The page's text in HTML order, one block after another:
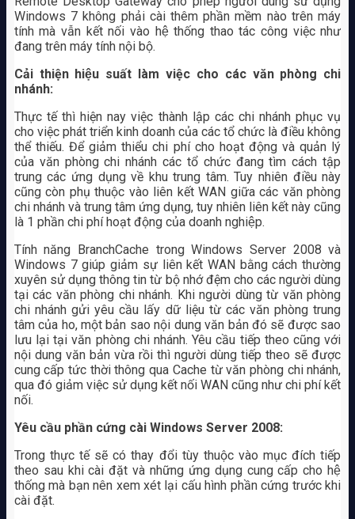
Windows 7 không phải cài thêm phần mềm nào trên máy
tính mà vẫn kết nối vào hệ thống thao tác công việc như
đang trên máy tính nội bộ.
Cải thiện hiệu suất làm việc cho các văn phòng chi
nhánh:
Thực tế thì hiện nay việc thành lập các chi nhánh phục vụ
cho việc phát triển kinh doanh của các tổ chức là điều không
thể thiếu. Để giảm thiểu chi phí cho hoạt động và quản lý
của văn phòng chi nhánh các tổ chức đang tìm cách tập
trung các ứng dụng về khu trung tâm. Tuy nhiên điều này
cũng còn phụ thuộc vào liên kết WAN giữa các văn phòng
chi nhánh và trung tâm ứng dụng, tuy nhiên liên kết này cũng
là 1 phần chi phí hoạt động của doanh nghiệp.
Tính năng BranchCache trong Windows Server 2008 và
Windows 7 giúp giảm sự liên kết WAN bằng cách thường
xuyên sử dụng thông tin từ bộ nhớ đệm cho các người dùng
tại các văn phòng chi nhánh. Khi người dùng từ văn phòng
chi nhánh gửi yêu cầu lấy dữ liệu từ các văn phòng trung
tâm của ho, một bản sao nội dung văn bản đó sẽ được sao
lưu lại tại văn phòng chi nhánh. Yêu cầu tiếp theo cũng với
nội dung văn bản vừa rồi thì người dùng tiếp theo sẽ được
cung cấp tức thời thông qua Cache từ văn phòng chi nhánh,
qua đó giảm việc sử dụng kết nối WAN cũng như chi phí kết
nối.
Yêu cầu phần cứng cài Windows Server 2008:
Trong thực tế sẽ có thay đổi tùy thuộc vào mục đích tiếp
theo sau khi cài đặt và những ứng dụng cung cấp cho hệ
thống mà bạn nên xem xét lại cấu hình phần cứng trước khi
cài đặt.